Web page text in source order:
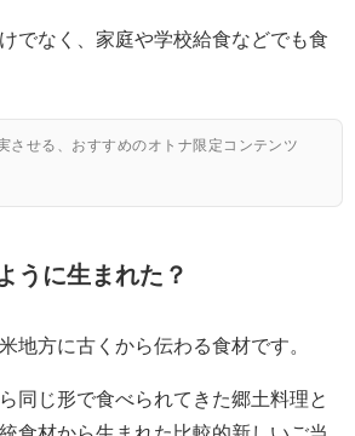
でなく、家庭や学校給食などでも食
させる、おすすめのオトナ限定コンテンツ
うに生まれた？
地方に古くから伝わる食材です。
同じ形で食べられてきた郷土料理と